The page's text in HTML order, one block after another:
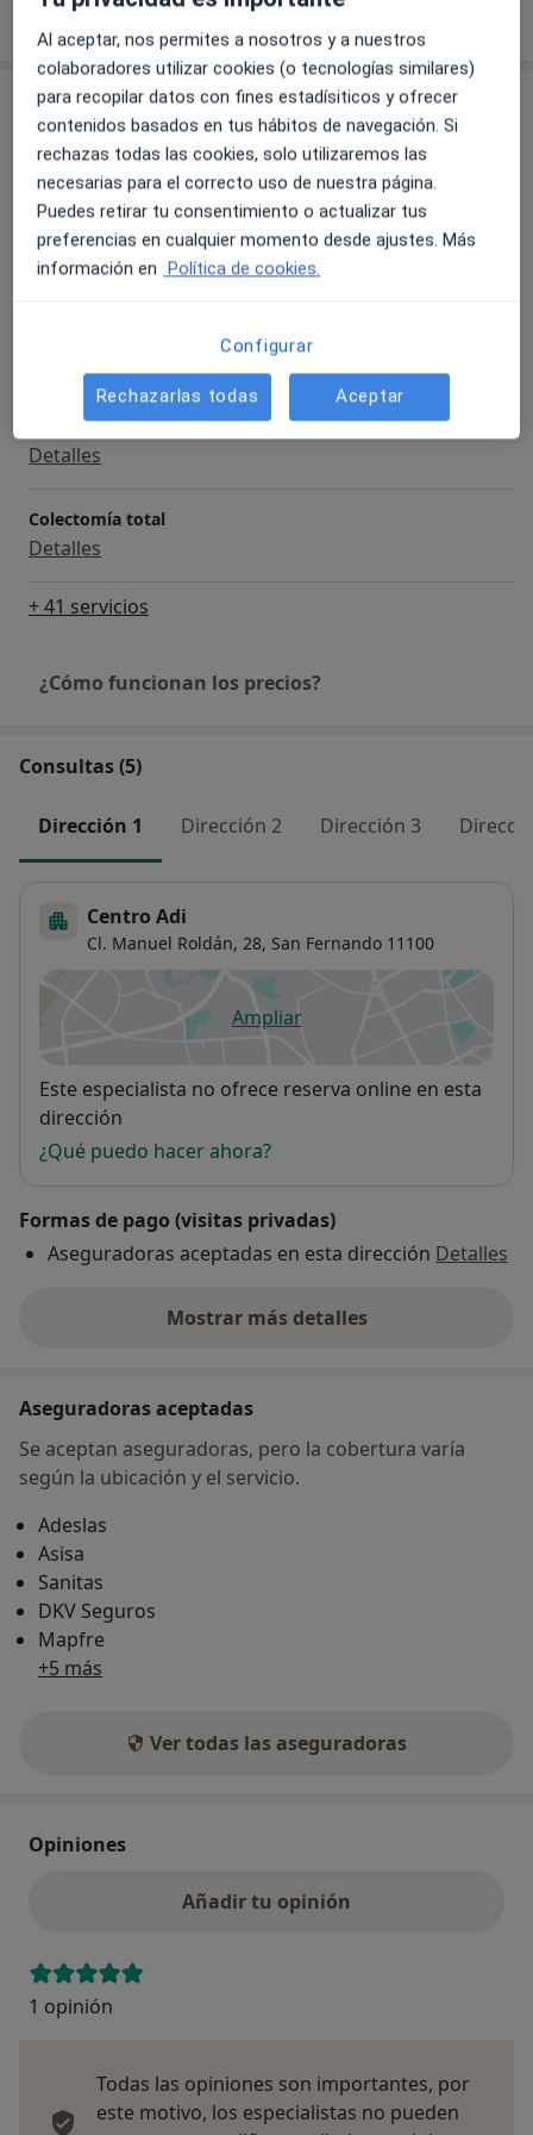
Mostrar más detalles
Servicios y precios
Visita Cirugía General y Ap. Digestivo
Detalles
Hemicolectomías por laparotomía
Detalles
Colecistectomia por laparoscopia
Colectomias segmentarias parciales
Detalles
Colectomía total
Detalles
+ 41 servicios
¿Cómo funcionan los precios?
Consultas (5)
Dirección 1 Dirección 2 Dirección 3
Centro Adi
Cl. Manuel Roldán, 28, San Fernando 11100
Ampliarse abre en una nueva
Disponibilidad
Este especialista no ofrece reserva online en esta
dirección
¿Qué puedo hacer ahora?
Formas de pago (visitas privadas)
Aseguradoras aceptadas en esta dirección Detalles
Mostrar más detalles
sobre la dirección
Aseguradoras aceptadas
Se aceptan aseguradoras, pero la cobertura varía
según la ubicación y el servicio.
Adeslas
Asisa
Sanitas
DKV Seguros
Mapfre
+5 más
Ver todas las aseguradoras
Opiniones
Añadir tu opinión
1 opinión
Todas las opiniones son importantes, por
este motivo, los especialistas no pueden
Al aceptar, nos permites a nosotros y a nuestros
colaboradores utilizar cookies (o tecnologías similares)
para recopilar datos con fines estadísiticos y ofrecer
contenidos basados en tus hábitos de navegación. Si
rechazas todas las cookies, solo utilizaremos las
necesarias para el correcto uso de nuestra página.
Puedes retirar tu consentimiento o actualizar tus
preferencias en cualquier momento desde ajustes. Más
información en Política de cookies.
Configurar
Rechazarlas todas Aceptar